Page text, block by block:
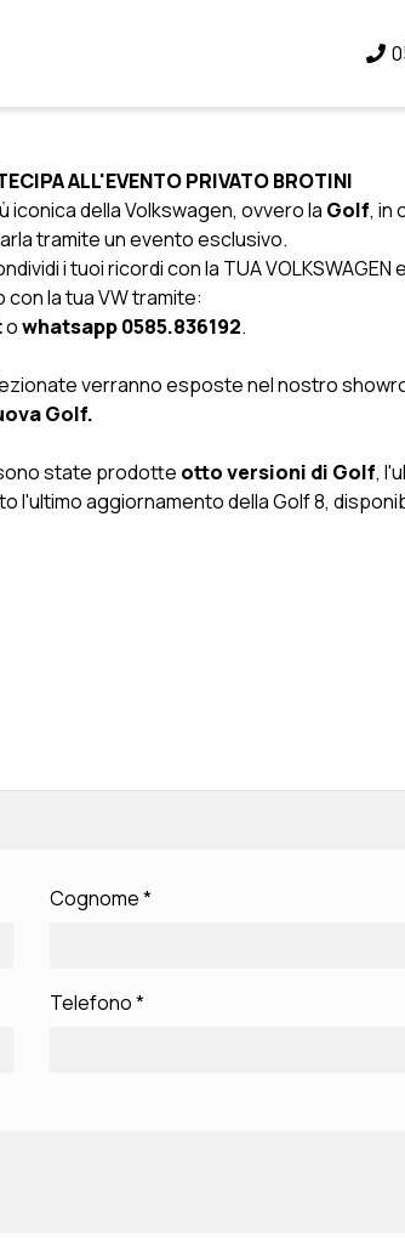
ALL'EVENTO PRIVATO BROTINI
iconica della Volkswagen, ovvero la Golf, in
tramite un evento esclusivo.
i tuoi ricordicon la TUA
la tua VW tramite:
owhatsapp 0585.836192.
verranno esposte nel nostro
Golf.
state prodotte otto versioni di Golf,
l'ultimo aggiornamento della Golf 8,
Cognome*
Telefono*